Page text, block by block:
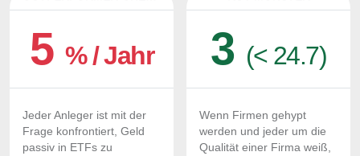
5 % / Jahr
Jeder Anleger ist mit der
Frage konfrontiert, Geld
passiv in ETFs zu
3 (< 24.7)
Wenn Firmen gehypt
werden und jeder um die
Qualität einer Firma weiß,